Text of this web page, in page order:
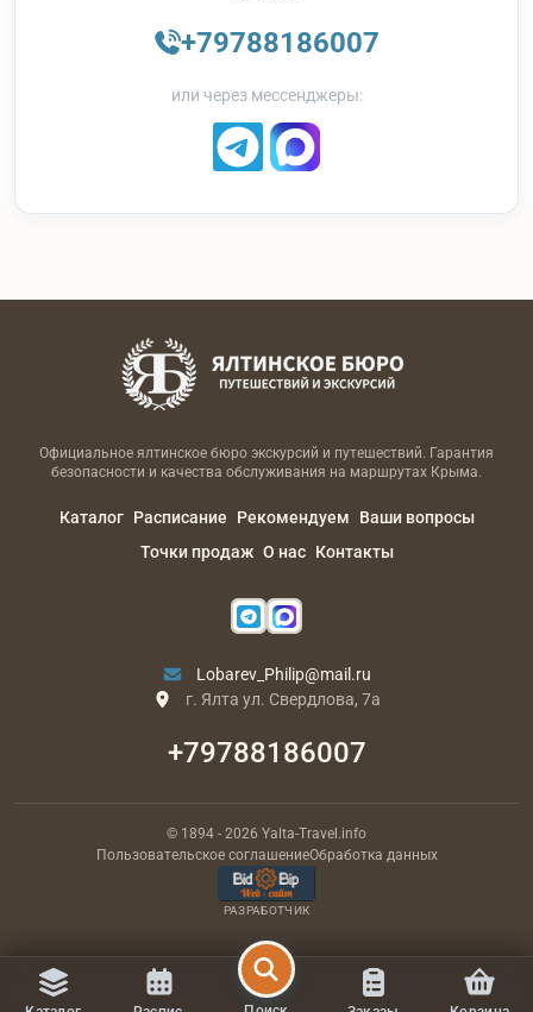
+79788186007
или через мессенджеры:
Официальное ялтинское бюро экскурсий и путешествий. Гарантия
безопасности и качества обслуживания на маршрутах Крыма.
Каталог Расписание Рекомендуем
Ваши вопросы
Точки продаж О нас Контакты
Lobarev_Philip@mail.ru
г. Ялта ул. Свердлова, 7а
+79788186007
© 1894 - 2026 Yalta-Travel.info
Пользовательское соглашениеОбработка данных
РАЗРАБОТЧИК